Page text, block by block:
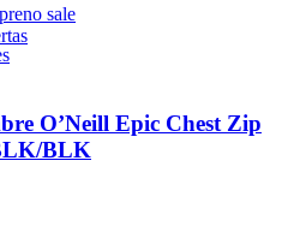
sale
Este
múltiples
variantes.
Las
O’Neill Epic Chest Zip
BLK